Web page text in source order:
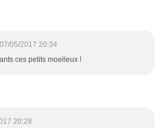
07/05/2017 20:34
ces petits moelleux !
20:28